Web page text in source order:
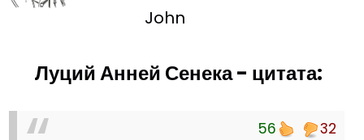
John
Луций Анней Сенека - цитата:
56 32